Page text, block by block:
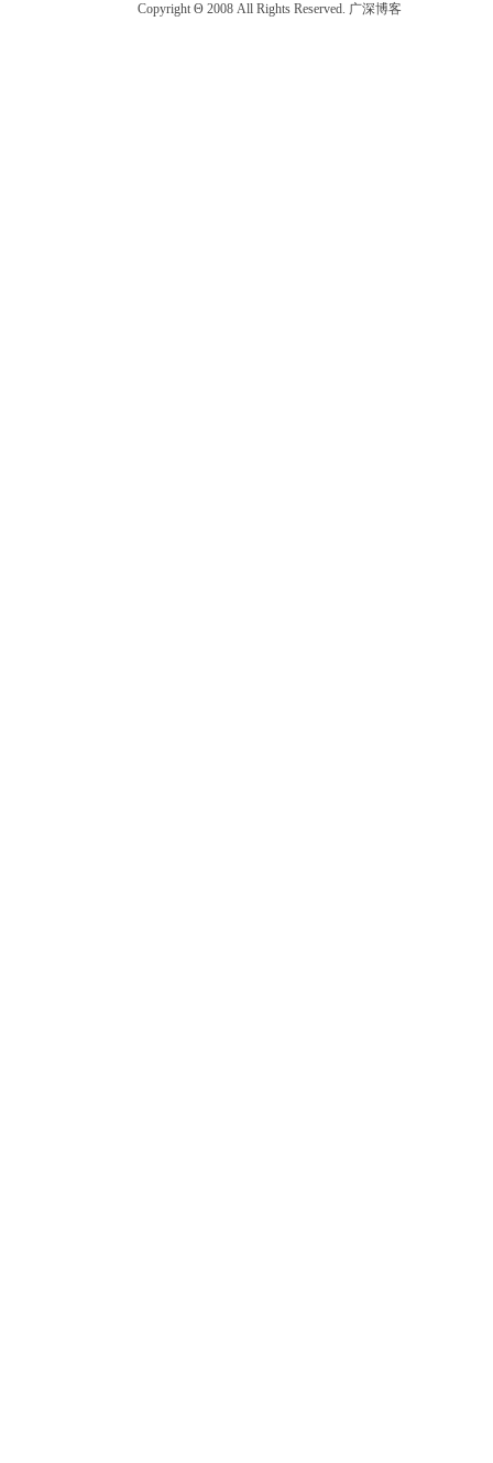
Copyright Θ 2008 All Rights Reserved. 广深博客